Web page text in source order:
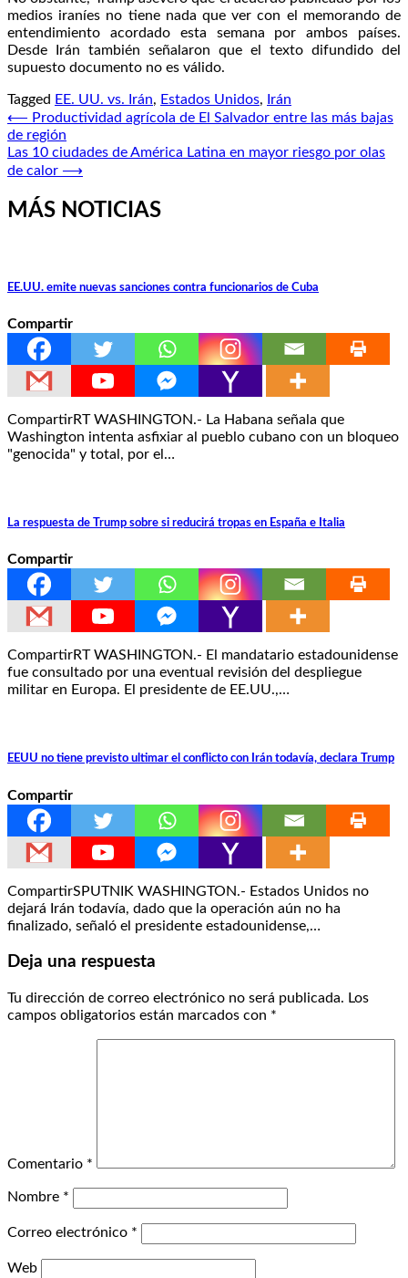
medios iraníes no tiene nada que ver con el memorando de
entendimiento acordado esta semana por ambos países.
Desde Irán también señalaron que el texto difundido del
supuesto documento no es válido.
Tagged EE. UU. vs. Irán, Estados Unidos, Irán
Navegación
de
entradas
⟵ Productividad agrícola de El Salvador entre las más bajas
de región
Las 10 ciudades de América Latina en mayor riesgo por olas
de calor ⟶
MÁS NOTICIAS
EE.UU. emite nuevas sanciones contra funcionarios de Cuba
Compartir
CompartirRT WASHINGTON.- La Habana señala que
Washington intenta asfixiar al pueblo cubano con un bloqueo
"genocida" y total, por el…
La respuesta de Trump sobre si reducirá tropas en España e Italia
Compartir
CompartirRT WASHINGTON.- El mandatario estadounidense
fue consultado por una eventual revisión del despliegue
militar en Europa. El presidente de EE.UU.,…
EEUU no tiene previsto ultimar el conflicto con Irán todavía, declara Trump
Compartir
CompartirSPUTNIK WASHINGTON.- Estados Unidos no
dejará Irán todavía, dado que la operación aún no ha
finalizado, señaló el presidente estadounidense,…
Deja una respuesta
Tu dirección de correo electrónico no será publicada. Los
campos obligatorios están marcados con *
Comentario *
Nombre *
Correo electrónico *
Web